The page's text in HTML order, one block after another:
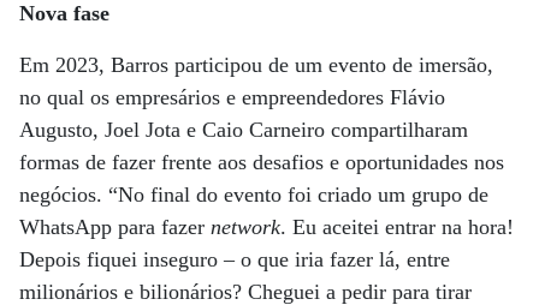
Nova fase
Em 2023, Barros participou de um evento de imersão,
no qual os empresários e empreendedores Flávio
Augusto, Joel Jota e Caio Carneiro compartilharam
formas de fazer frente aos desafios e oportunidades nos
negócios. “No final do evento foi criado um grupo de
WhatsApp para fazer network. Eu aceitei entrar na hora!
Depois fiquei inseguro – o que iria fazer lá, entre
milionários e bilionários? Cheguei a pedir para tirar